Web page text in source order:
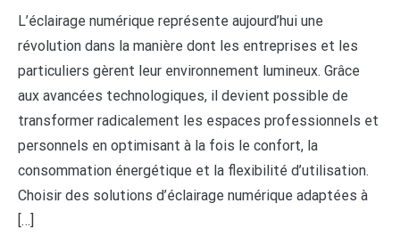
L’éclairage numérique représente aujourd’hui une
révolution dans la manière dont les entreprises et les
particuliers gèrent leur environnement lumineux. Grâce
aux avancées technologiques, il devient possible de
transformer radicalement les espaces professionnels et
personnels en optimisant à la fois le confort, la
consommation énergétique et la flexibilité d’utilisation.
Choisir des solutions d’éclairage numérique adaptées à
[…]